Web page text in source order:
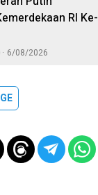
RI Ke-
6/08/2026